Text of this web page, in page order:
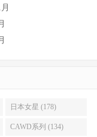
日本女星 (178)
CAWD系列 (134)